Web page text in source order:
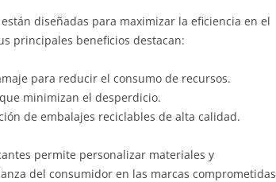
diseñadas para maximizar la eficiencia en el
principales beneficios destacan:
para reducir el consumo de recursos.
minimizan el desperdicio.
de embalajes reciclables de alta calidad.
permite personalizar materiales y
del consumidor en las marcas comprometidas